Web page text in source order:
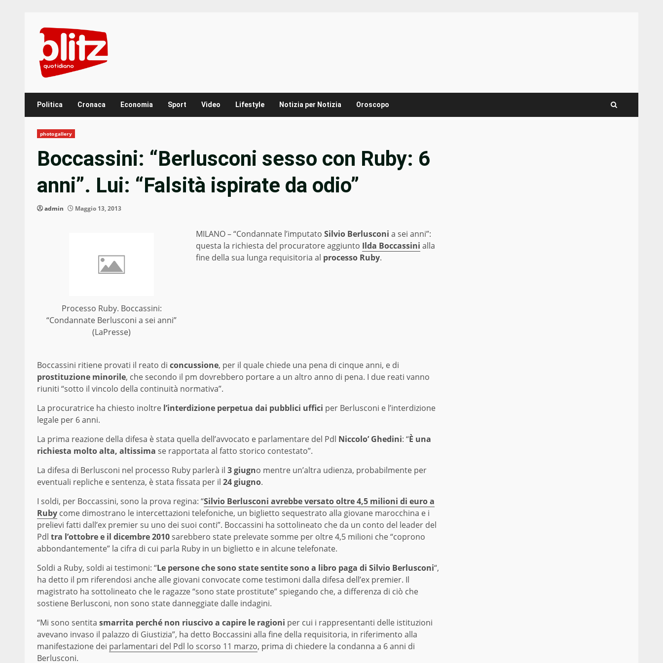
content
Politica Cronaca Economia Sport Video Lifestyle Notizia per Notizia Oroscopo
photogallery
Boccassini: “Berlusconi sesso con Ruby: 6
anni”. Lui: “Falsità ispirate da odio”
admin Maggio 13, 2013
Processo Ruby. Boccassini:
“Condannate Berlusconi a sei anni”
(LaPresse)
MILANO – “Condannate l’imputato Silvio Berlusconi a sei anni”:
questa la richiesta del procuratore aggiunto Ilda Boccassini alla
fine della sua lunga requisitoria al processo Ruby.
Boccassini ritiene provati il reato di concussione, per il quale chiede una pena di cinque anni, e di
prostituzione minorile, che secondo il pm dovrebbero portare a un altro anno di pena. I due reati vanno
riuniti “sotto il vincolo della continuità normativa”.
La procuratrice ha chiesto inoltre l’interdizione perpetua dai pubblici uffici per Berlusconi e l’interdizione
legale per 6 anni.
La prima reazione della difesa è stata quella dell’avvocato e parlamentare del Pdl Niccolo’ Ghedini: “È una
richiesta molto alta, altissima se rapportata al fatto storico contestato”.
La difesa di Berlusconi nel processo Ruby parlerà il 3 giugno mentre un’altra udienza, probabilmente per
eventuali repliche e sentenza, è stata fissata per il 24 giugno.
I soldi, per Boccassini, sono la prova regina: “Silvio Berlusconi avrebbe versato oltre 4,5 milioni di euro a
Ruby come dimostrano le intercettazioni telefoniche, un biglietto sequestrato alla giovane marocchina e i
prelievi fatti dall’ex premier su uno dei suoi conti”. Boccassini ha sottolineato che da un conto del leader del
Pdl tra l’ottobre e il dicembre 2010sarebbero state prelevate somme per oltre 4,5 milioni che “coprono
abbondantemente” la cifra di cui parla Ruby in un biglietto e in alcune telefonate.
Soldi a Ruby, soldi ai testimoni: “Le persone che sono state sentite sono a libro paga di Silvio Berlusconi“,
ha detto il pm riferendosi anche alle giovani convocate come testimoni dalla difesa dell’ex premier. Il
magistrato ha sottolineato che le ragazze “sono state prostitute” spiegando che, a differenza di ciò che
sostiene Berlusconi, non sono state danneggiate dalle indagini.
“Mi sono sentita smarrita perché non riuscivo a capire le ragioni per cui i rappresentanti delle istituzioni
avevano invaso il palazzo di Giustizia”, ha detto Boccassini alla fine della requisitoria, in riferimento alla
manifestazione dei parlamentari del Pdl lo scorso 11 marzo, prima di chiedere la condanna a 6 anni di
Berlusconi.